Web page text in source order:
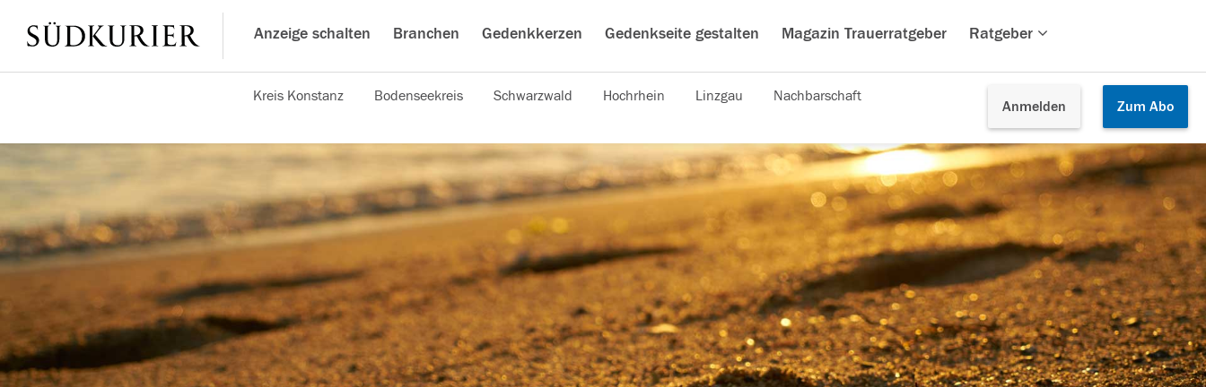
Anzeige schalten Branchen Gedenkkerzen Gedenkseite gestalten Magazin Trauerratgeber Ratgeber
Anmelden Zum Abo
Kreis Konstanz Bodenseekreis Schwarzwald Hochrhein Linzgau Nachbarschaft